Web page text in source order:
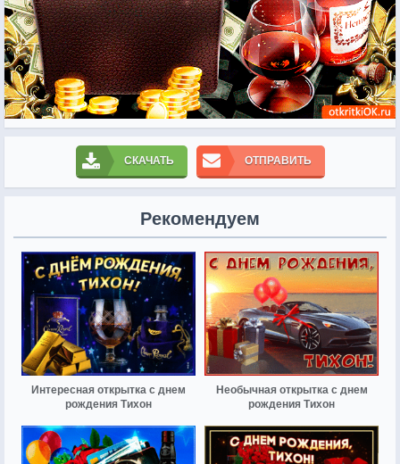
СКАЧАТЬ ОТПРАВИТЬ
Рекомендуем
Интересная открытка с днем
рождения Тихон
Необычная открытка с днем
рождения Тихон